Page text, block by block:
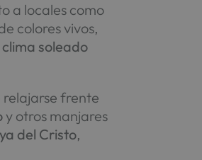
a locales como
colores vivos,
clima soleado
relajarse frente
y otros manjares
del Cristo,